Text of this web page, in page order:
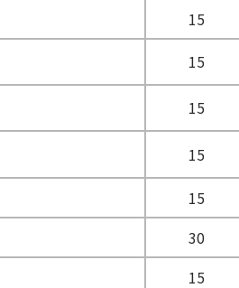
15
15
15
15
15
30
15